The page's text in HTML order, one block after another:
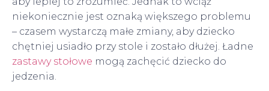
niekoniecznie jest oznaką większego problemu
– czasem wystarczą małe zmiany, aby dziecko
chętniej usiadło przy stole i zostało dłużej. Ładne
zastawy stołowe mogą zachęcić dziecko do
jedzenia.